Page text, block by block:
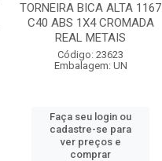
TORNEIRA BICA ALTA 1167
C40 ABS 1X4 CROMADA
REAL METAIS
Código: 23623
Embalagem: UN
Faça seu login ou
cadastre-se para
ver preços e
comprar